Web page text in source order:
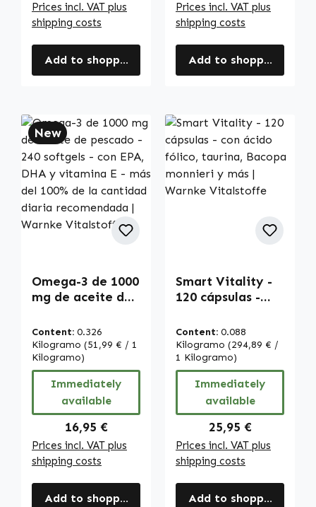
Prices incl. VAT plus
shipping costs
Add to shopping cart
Prices incl. VAT plus
shipping costs
Add to shopping cart
New
Omega-3 de 1000
mg de aceite de
softgels - con
EPA, DHA y
vitamina E - más
del 100% de la
cantidad diaria
recomendada |
Warnke
Vitalstoffe
Content: 0.326
Kilogramo (51,99 € / 1
Kilogramo)
Immediately
available
Regular price:
16,95 €
Prices incl. VAT plus
shipping costs
Add to shopping cart
Smart Vitality -
120 cápsulas -
taurina, Bacopa
monnieri y más |
Warnke
Vitalstoffe
Content: 0.088
Kilogramo (294,89 € /
1 Kilogramo)
Immediately
available
Regular price:
25,95 €
Prices incl. VAT plus
shipping costs
Add to shopping cart